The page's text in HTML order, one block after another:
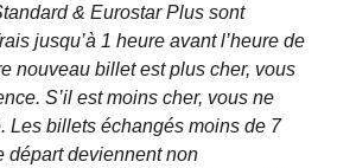
& Eurostar Plus sont
jusqu’à 1 heure avant l’heure de
nouveau billet est plus cher, vous
S’il est moins cher, vous ne
Les billets échangés moins de 7
départ deviennent non